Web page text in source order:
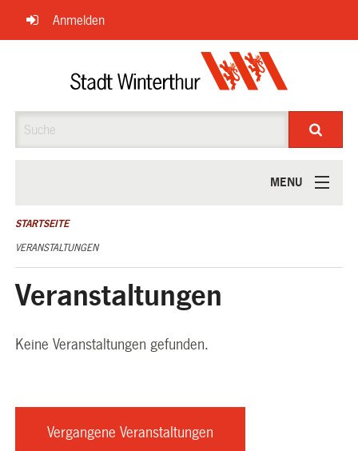
Navigation
überspringen
Anmelden
MENU
ÜBER UNS
STARTSEITE
VERANSTALTUNGEN
Veranstaltungen
Keine Veranstaltungen gefunden.
Vergangene Veranstaltungen